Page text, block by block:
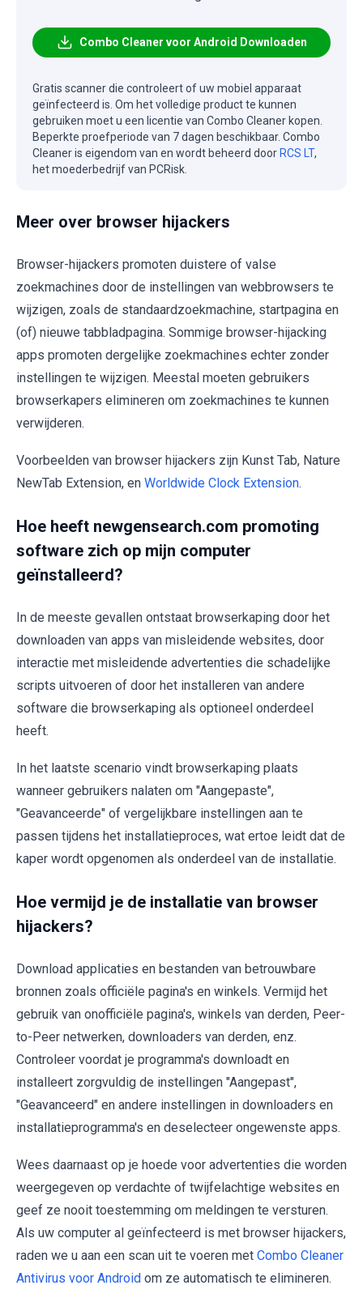
Combo Cleaner voor Android Downloaden
Gratis scanner die controleert of uw mobiel apparaat
geïnfecteerd is. Om het volledige product te kunnen
gebruiken moet u een licentie van Combo Cleaner kopen.
Beperkte proefperiode van 7 dagen beschikbaar. Combo
Cleaner is eigendom van en wordt beheerd door RCS LT,
het moederbedrijf van PCRisk.
Meer over browser hijackers
Browser-hijackers promoten duistere of valse
zoekmachines door de instellingen van webbrowsers te
wijzigen, zoals de standaardzoekmachine, startpagina en
(of) nieuwe tabbladpagina. Sommige browser-hijacking
apps promoten dergelijke zoekmachines echter zonder
instellingen te wijzigen. Meestal moeten gebruikers
browserkapers elimineren om zoekmachines te kunnen
verwijderen.
Voorbeelden van browser hijackers zijn Kunst Tab, Nature
NewTab Extension, en Worldwide Clock Extension.
Hoe heeft newgensearch.com promoting
software zich op mijn computer
geïnstalleerd?
In de meeste gevallen ontstaat browserkaping door het
downloaden van apps van misleidende websites, door
interactie met misleidende advertenties die schadelijke
scripts uitvoeren of door het installeren van andere
software die browserkaping als optioneel onderdeel
heeft.
In het laatste scenario vindt browserkaping plaats
wanneer gebruikers nalaten om "Aangepaste",
"Geavanceerde" of vergelijkbare instellingen aan te
passen tijdens het installatieproces, wat ertoe leidt dat de
kaper wordt opgenomen als onderdeel van de installatie.
Hoe vermijd je de installatie van browser
hijackers?
Download applicaties en bestanden van betrouwbare
bronnen zoals officiële pagina's en winkels. Vermijd het
gebruik van onofficiële pagina's, winkels van derden, Peer-
to-Peer netwerken, downloaders van derden, enz.
Controleer voordat je programma's downloadt en
installeert zorgvuldig de instellingen "Aangepast",
"Geavanceerd" en andere instellingen in downloaders en
installatieprogramma's en deselecteer ongewenste apps.
Wees daarnaast op je hoede voor advertenties die worden
weergegeven op verdachte of twijfelachtige websites en
geef ze nooit toestemming om meldingen te versturen.
Als uw computer al geïnfecteerd is met browser hijackers,
raden we u aan een scan uit te voeren met Combo Cleaner
Antivirus voor Android om ze automatisch te elimineren.